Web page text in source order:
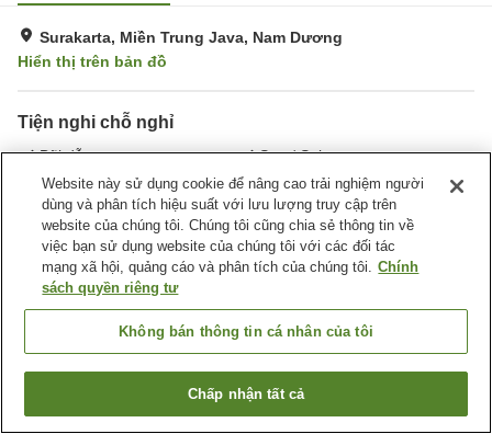
Surakarta, Miền Trung Java, Nam Dương
Hiển thị trên bản đồ
Tiện nghi chỗ nghỉ
Bãi đỗ xe
Spa / Salon
Nhà hàng
Bar
Trang chủ Nam Dương Miền Trung Java
Surakarta
Harris Hotel & Convention Solo
Tìm phòng trống
Website này sử dụng cookie để nâng cao trải nghiệm người
dùng và phân tích hiệu suất với lưu lượng truy cập trên
website của chúng tôi. Chúng tôi cũng chia sẻ thông tin về
việc bạn sử dụng website của chúng tôi với các đối tác
mạng xã hội, quảng cáo và phân tích của chúng tôi. Chính
sách quyền riêng tư
Không bán thông tin cá nhân của tôi
Chấp nhận tất cả